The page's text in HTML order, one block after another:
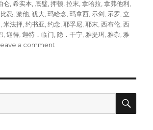
仑 ,希实本 底璧 ,押顿 ,拉末 ,拿哈拉 ,拿弗他利
比悉 ,淤他 ,犹大 ,玛哈念 ,玛拿西 示剑 示罗 立
,米法押 ,约书亚 ,约念 ,耶孚尼 ,耶末 ,西布伦 ,西
,迦得 ,迦特．临门 ,隐．干宁 雅提珥 雅杂 雅
a comment
城